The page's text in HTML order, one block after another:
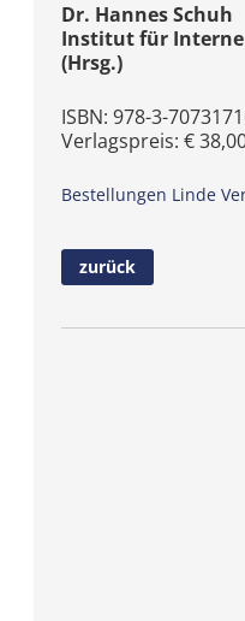
Dr. Hannes Schuh
Institut für Interne
(Hrsg.)
ISBN: 978-3-
Verlagspreis: €
Bestellungen Linde
zurück